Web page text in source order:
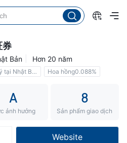
券
Bản Hơn 20 năm
Đăng ký tại Nhật Bản Hoa hồng0.088%
A
ảnh hưởng
8
Sản phẩm giao dịch
Website